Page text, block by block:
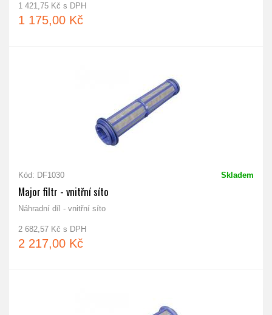
1 421,75 Kč s DPH
1 175,00 Kč
Kód: DF1030 Skladem
Major filtr - vnitřní síto
Náhradní díl - vnitřní síto
2 682,57 Kč s DPH
2 217,00 Kč